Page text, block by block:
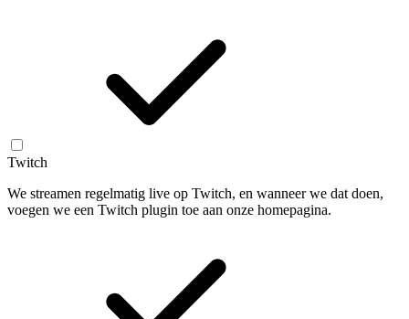
Twitch
We streamen regelmatig live op Twitch, en wanneer we dat doen,
voegen we een Twitch plugin toe aan onze homepagina.